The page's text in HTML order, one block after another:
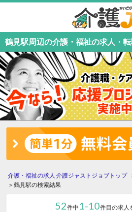
介護・福祉の求人 介護ジャストジョブトップ
鶴見駅の検索結果
52件中 1-10件目の求人